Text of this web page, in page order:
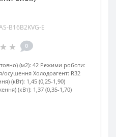
B16B2KVG-E
0
(м2): 42 Режими роботи:
осушення Холодоагент: R32
(кВт): 1,45 (0,25-1,90)
(кВт): 1,37 (0,35-1,70)